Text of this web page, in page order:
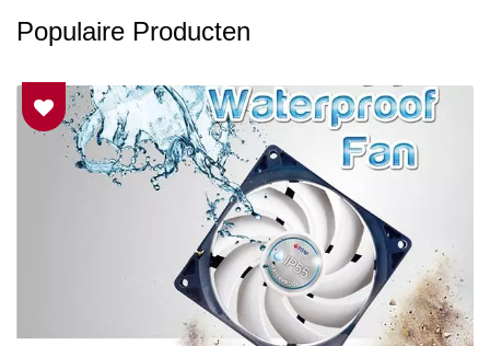
Populaire Producten